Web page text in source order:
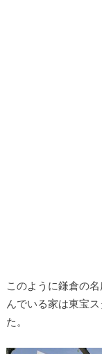
このように鎌倉の
んでいる家は東宝
た。